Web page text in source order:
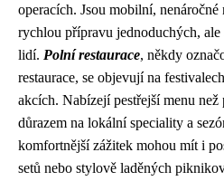
operacích. Jsou mobilní, nenáročné
rychlou přípravu jednoduchých,
lidí. Polní restaurace, někdy
restaurace, se objevují na
akcích. Nabízejí pestřejší menu
důrazem na lokální speciality a
komfortnější zážitek mohou mít i
setů nebo stylově laděných